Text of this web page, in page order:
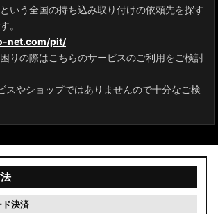
シエンタ
ミー
いう全国の持ち込み取り付けの依頼先を探す
。
net.com/pit/
りの際はこちらのサービスのご利用をご検討
スやショップではありませんので十分なご検
ド決済